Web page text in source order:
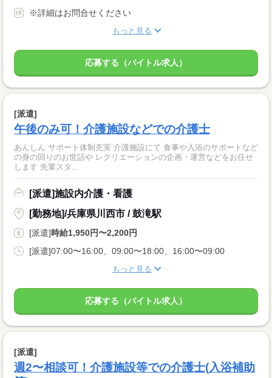
※詳細はお問合せください
もっと見る
応募する（バイトル求人）
[派遣]
午後のみ可！介護施設などでの介護士
あんしん サポート体制充実 介護施設にて 食事や入浴のサポートなど
の身の回りのお世話や レクリエーションの企画・運営などをお任せ
します 先輩スタ...
[派遣]施設内介護・看護
[勤務地]/兵庫県川西市 / 鼓滝駅
[派遣]時給1,950円〜2,200円
[派遣]07:00〜16:00、09:00〜18:00、16:00〜09:00
もっと見る
応募する（バイトル求人）
[派遣]
週2〜相談可！介護施設等での介護士(入浴補助